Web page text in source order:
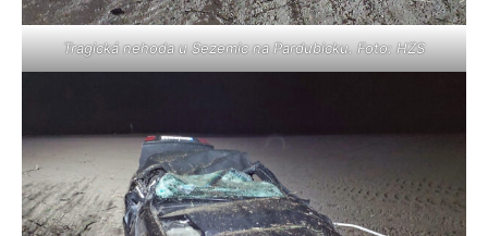
Tragická nehoda u Sezemic na Pardubicku. Foto: HZS